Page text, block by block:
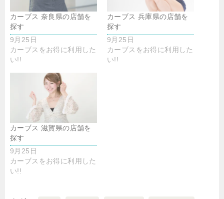
カーブス 奈良県の店舗を
探す
9月25日
カーブスをお得に利用した
い!!
カーブス 兵庫県の店舗を
探す
9月25日
カーブスをお得に利用した
い!!
カーブス 滋賀県の店舗を
探す
9月25日
カーブスをお得に利用した
い!!